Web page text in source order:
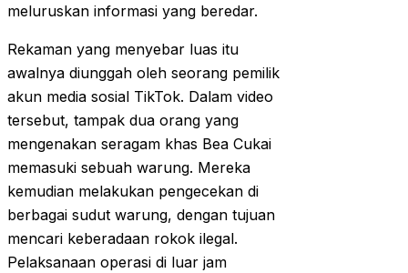
meluruskan informasi yang beredar.
Rekaman yang menyebar luas itu
awalnya diunggah oleh seorang pemilik
akun media sosial TikTok. Dalam video
tersebut, tampak dua orang yang
mengenakan seragam khas Bea Cukai
memasuki sebuah warung. Mereka
kemudian melakukan pengecekan di
berbagai sudut warung, dengan tujuan
mencari keberadaan rokok ilegal.
Pelaksanaan operasi di luar jam